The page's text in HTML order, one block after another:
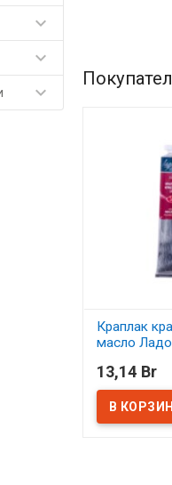



Краплак
масло
В наличии
13,14 Br